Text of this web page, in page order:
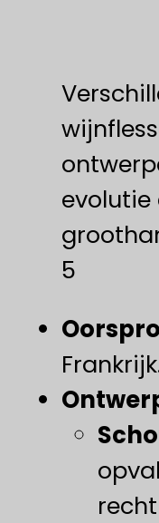
evolutie
5